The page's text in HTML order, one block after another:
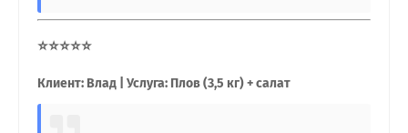
⭐⭐⭐⭐⭐
Клиент: Влад | Услуга: Плов (3,5 кг) + салат